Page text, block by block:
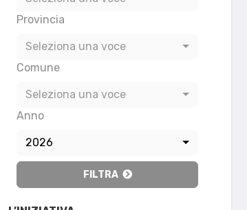
Provincia
Seleziona una voce
Comune
Seleziona una voce
Anno
2026
FILTRA